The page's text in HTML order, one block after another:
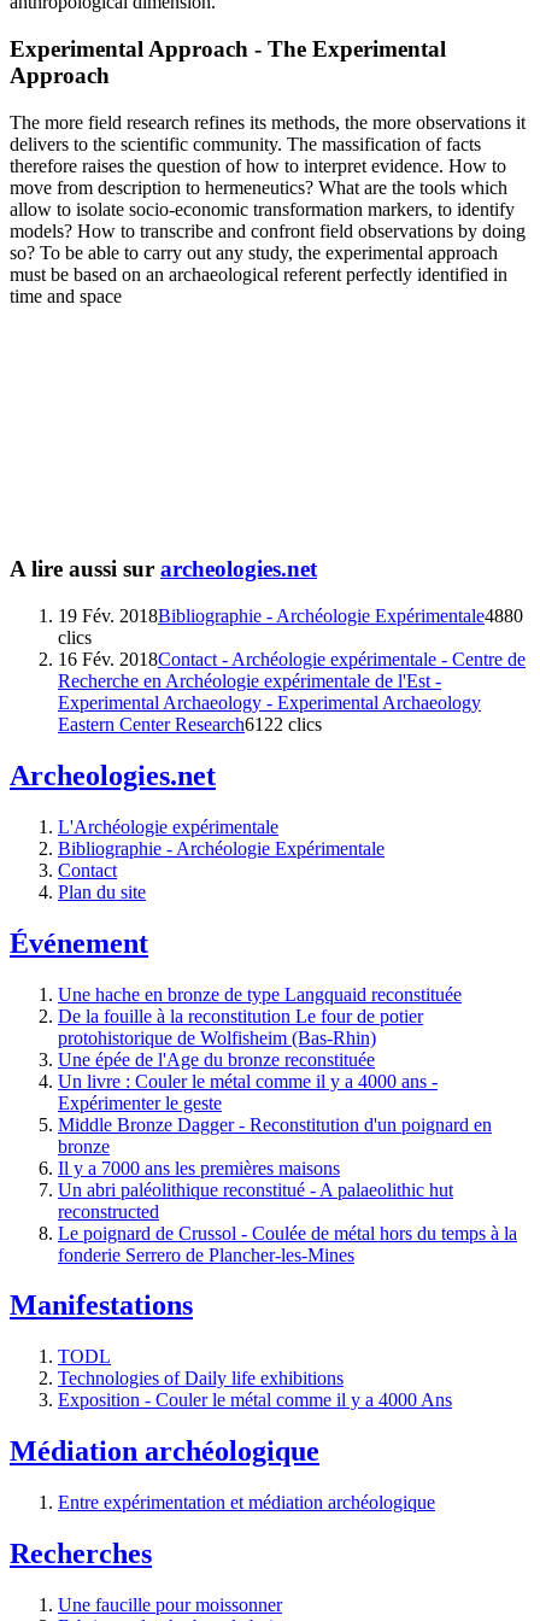
Experimental Approach - The Experimental
Approach
The more field research refines its methods, the more observations it
delivers to the scientific community. The massification of facts
therefore raises the question of how to interpret evidence. How to
move from description to hermeneutics? What are the tools which
allow to isolate socio-economic transformation markers, to identify
models? How to transcribe and confront field observations by doing
so? To be able to carry out any study, the experimental approach
must be based on an archaeological referent perfectly identified in
time and space
A lire aussi sur archeologies.net
19 Fév. 2018Bibliographie - Archéologie Expérimentale4880
clics
16 Fév. 2018Contact - Archéologie expérimentale - Centre de
Recherche en Archéologie expérimentale de l'Est -
Experimental Archaeology - Experimental Archaeology
Eastern Center Research6122 clics
Archeologies.net
L'Archéologie expérimentale
Bibliographie - Archéologie Expérimentale
Contact
Plan du site
Événement
Une hache en bronze de type Langquaid reconstituée
De la fouille à la reconstitution Le four de potier
protohistorique de Wolfisheim (Bas-Rhin)
Une épée de l'Age du bronze reconstituée
Un livre : Couler le métal comme il y a 4000 ans -
Expérimenter le geste
Middle Bronze Dagger - Reconstitution d'un poignard en
bronze
Il y a 7000 ans les premières maisons
Un abri paléolithique reconstitué - A palaeolithic hut
reconstructed
Le poignard de Crussol - Coulée de métal hors du temps à la
fonderie Serrero de Plancher-les-Mines
Manifestations
TODL
Technologies of Daily life exhibitions
Exposition - Couler le métal comme il y a 4000 Ans
Médiation archéologique
Entre expérimentation et médiation archéologique
Recherches
Une faucille pour moissonner